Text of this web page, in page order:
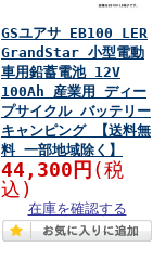
GSユアサ EB100 LER
GrandStar 小型電動
車用鉛蓄電池 12V
100Ah 産業用 ディー
プサイクル バッテリー
キャンピング 【送料無
料 一部地域除く】
44,300円 (税
込)
在庫を確認する